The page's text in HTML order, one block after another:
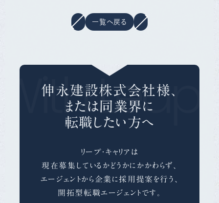
一覧へ戻る
Leap
伸永建設株式会社様、
または同業界に
転職したい方へ
リープ・キャリアは
現在募集しているかどうかにかかわらず、
エージェントから企業に採用提案を行う、
開拓型転職エージェントです。